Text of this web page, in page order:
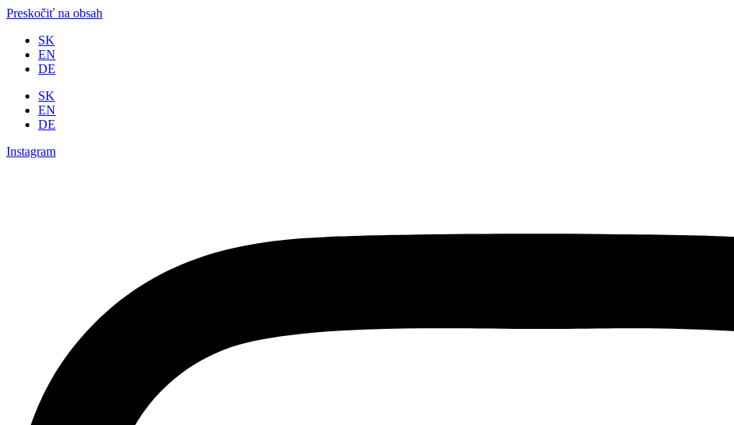
Preskočiť na obsah
SK
EN
DE
SK
EN
DE
Instagram